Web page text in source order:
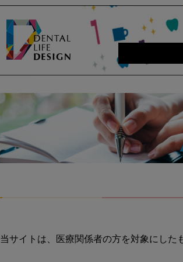
当サイトは、医療関係者の方を対象にし